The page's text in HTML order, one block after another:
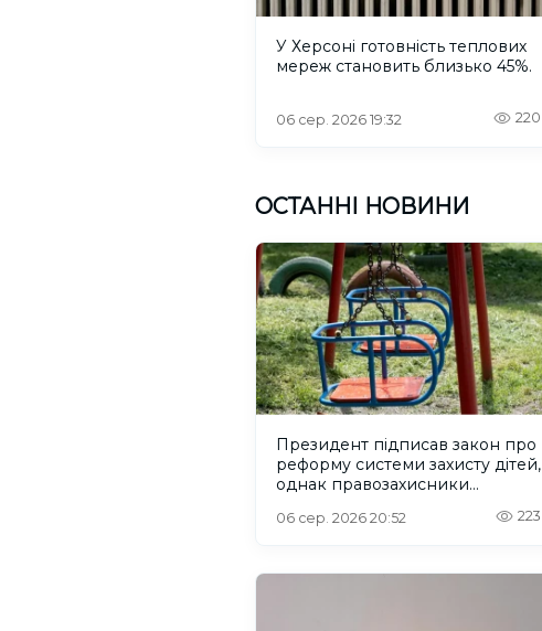
У Херсоні готовність теплових
мереж становить близько 45%.
06 сер. 2026 19:32 220
ОСТАННІ НОВИНИ
Президент підписав закон про
реформу системи захисту дітей,
однак правозахисники
06 сер. 2026 20:52 223